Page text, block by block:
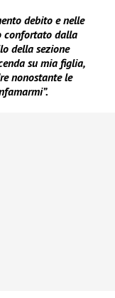
debito e nelle
confortato dalla
della sezione
su mia figlia,
nonostante le